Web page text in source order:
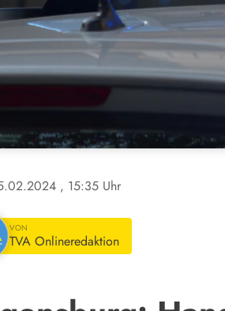
, 15:35 Uhr
VON
TVA Onlineredaktion